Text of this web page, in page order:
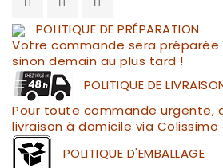
POLITIQUE DE PRÉPARATION
Votre commande sera préparée
sinon demain au plus tard !
POLITIQUE DE
Pour toute commande urgente,
livraison à domicile via Colissimo
POLITIQUE D'EMBALLAGE